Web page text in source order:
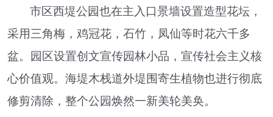
市区西堤公园也在主入口景墙设置造型花坛，
采用三角梅，鸡冠花，石竹，凤仙等时花六千多
盆。园区设置创文宣传园林小品，宣传社会主义核
心价值观。海堤木栈道外堤围寄生植物也进行彻底
修剪清除，整个公园焕然一新美轮美奂。